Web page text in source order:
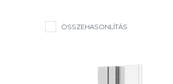
ÖSSZEHASONLÍTÁS